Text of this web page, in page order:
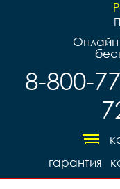
8-800-
гарантия